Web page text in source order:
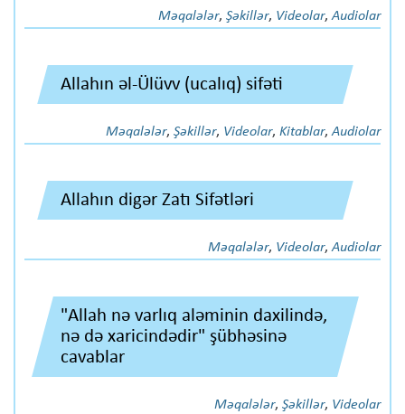
Məqalələr, Şəkillər, Videolar,Audiolar
Allahın əl-Ülüvv (ucalıq) sifəti
Məqalələr, Şəkillər, Videolar, Kitablar,Audiolar
Allahın digər Zatı Sifətləri
Məqalələr, Videolar,Audiolar
"Allah nə varlıq aləminin daxilində,
nə də xaricindədir" şübhəsinə
cavablar
Məqalələr, Şəkillər, Videolar